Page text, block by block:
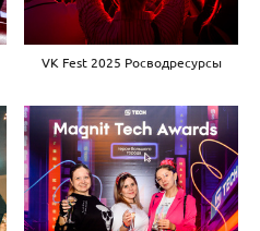
VK Fest 2025 Росводресурсы